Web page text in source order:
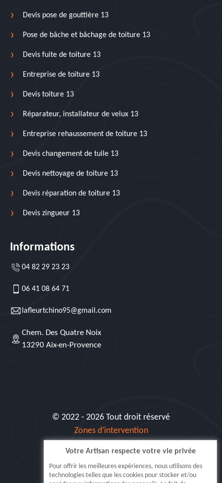
Devis pose de gouttière 13
Pose de bâche et bâchage de toiture 13
Devis fuite de toiture 13
Entreprise de toiture 13
Devis toiture 13
Réparateur, installateur de velux 13
Entreprise rehaussement de toiture 13
Devis changement de tuile 13
Devis nettoyage de toiture 13
Devis réparation de toiture 13
Devis zingueur 13
Informations
04 82 29 23 23
06 41 08 64 71
lafleurtchino95@gmail.com
Chem. Des Quatre Noix
13290 Aix-en-Provence
© 2022 - 2026 Tout droit réservé
Zones d’intervention
Siret: 515 062 404 000 30
Votre Artisan respecte votre vie privée
Pour offrir les meilleures expériences, nous utilisons des
technologies telles que les cookies pour stocker et/ou